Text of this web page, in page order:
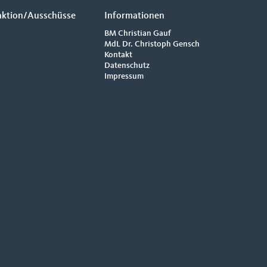
Ausschüsse Informationen
BM Christian Gauf
MdL Dr. Christoph Gensch
Kontakt
Datenschutz
Impressum